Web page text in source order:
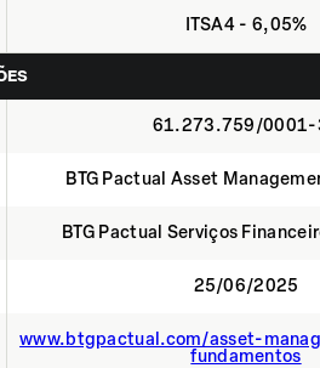
ITSA4 - 6,05%
61.273.759/0001-
BTG Pactual Asset
BTG Pactual Serviços
25/06/2025
www.btgpactual.com/asset-
fundamentos